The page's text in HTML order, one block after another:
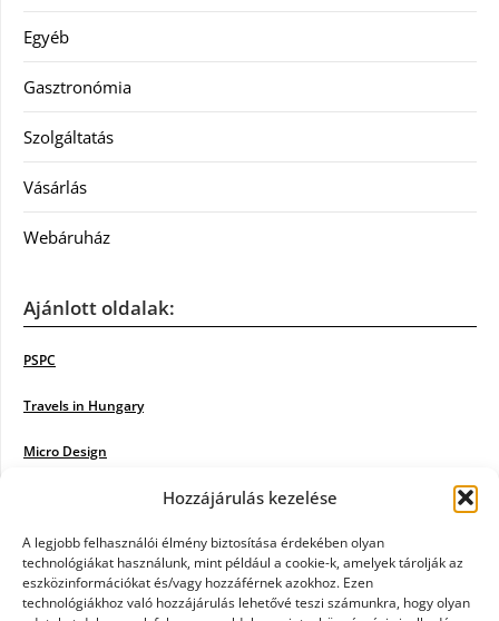
Hozzájárulás kezelése
A legjobb felhasználói élmény biztosítása érdekében olyan
technológiákat használunk, mint például a cookie-k, amelyek tárolják az
eszközinformációkat és/vagy hozzáférnek azokhoz. Ezen
technológiákhoz való hozzájárulás lehetővé teszi számunkra, hogy olyan
Egyéb
Gasztronómia
Szolgáltatás
Vásárlás
Webáruház
Ajánlott oldalak:
PSPC
Travels in Hungary
Micro Design
Poiwiki
Öntözőrendszer